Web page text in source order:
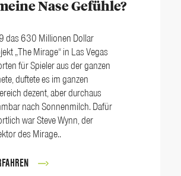
Nase Gefühle?
das 630 Millionen Dollar
„The Mirage“ in Las Vegas
für Spieler aus der ganzen
duftete es im ganzen
dezent, aber durchaus
nach Sonnenmilch. Dafür
war Steve Wynn, der
des Mirage..